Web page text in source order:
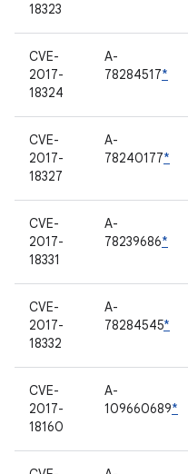
18323
CVE-
2017-
18324
A-
78284517*
CVE-
2017-
18327
A-
78240177*
CVE-
2017-
18331
A-
78239686*
CVE-
2017-
18332
A-
78284545*
CVE-
2017-
18160
A-
109660689*